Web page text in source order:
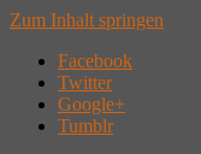
Zum Inhalt springen
Facebook
Twitter
Google+
Tumblr